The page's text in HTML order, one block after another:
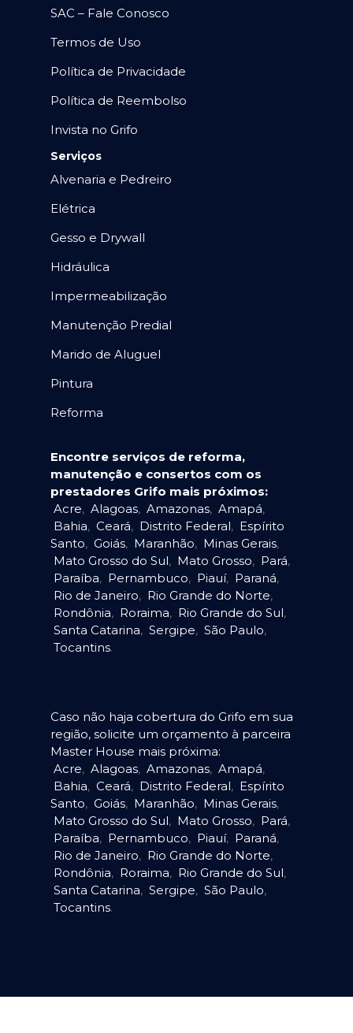
SAC – Fale Conosco
Termos de Uso
Política de Privacidade
Política de Reembolso
Invista no Grifo
Serviços
Alvenaria e Pedreiro
Elétrica
Gesso e Drywall
Hidráulica
Impermeabilização
Manutenção Predial
Marido de Aluguel
Pintura
Reforma
Encontre serviços de reforma,
manutenção e consertos com os
prestadores Grifo mais próximos:
Acre, Alagoas, Amazonas, Amapá,
Bahia, Ceará, Distrito Federal, Espírito
Santo, Goiás, Maranhão, Minas Gerais,
Mato Grosso do Sul, Mato Grosso, Pará,
Paraíba, Pernambuco, Piauí, Paraná,
Rio de Janeiro, Rio Grande do Norte,
Rondônia, Roraima, Rio Grande do Sul,
Santa Catarina, Sergipe, São Paulo,
Tocantins.
Caso não haja cobertura do Grifo em sua
região, solicite um orçamento à parceira
Master House mais próxima:
Acre, Alagoas, Amazonas, Amapá,
Bahia, Ceará, Distrito Federal, Espírito
Santo, Goiás, Maranhão, Minas Gerais,
Mato Grosso do Sul, Mato Grosso, Pará,
Paraíba, Pernambuco, Piauí, Paraná,
Rio de Janeiro, Rio Grande do Norte,
Rondônia, Roraima, Rio Grande do Sul,
Santa Catarina, Sergipe, São Paulo,
Tocantins.